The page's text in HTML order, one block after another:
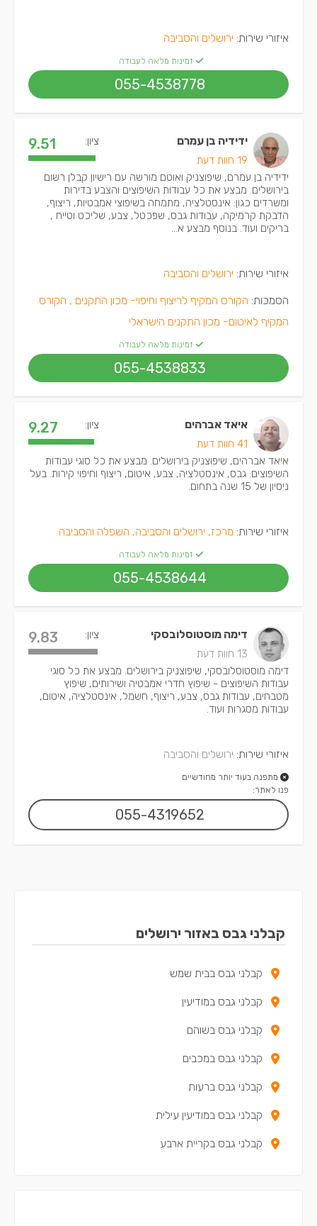
איזורי שירות: ירושלים והסביבה
זמינות מלאה לעבודה
055-4538778
ידידיה בן עמרם
19 חוות דעת
ציון: 9.51
ידידיה בן עמרם, שיפוצניק ואוטם מורשה עם רישיון קבלן רשום
בירושלים. מבצע את כל עבודות השיפוצים והצבע בדירות
ומשרדים כגון: אינסטלציה, מתמחה בשיפוצי אמבטיות, ריצוף,
הדבקת קרמיקה, עבודות גבס, שפכטל, צבע, שליכט וטייח ,
בריקים ועוד. בנוסף מבצע א...
איזורי שירות: ירושלים והסביבה
הסמכות: הקורס המקיף לריצוף וחיפוי- מכון התקנים , הקורס
המקיף לאיטום- מכון התקנים הישראלי
זמינות מלאה לעבודה
055-4538833
איאד אברהים
41 חוות דעת
ציון: 9.27
איאד אברהים, שיפוצניק בירושלים. מבצע את כל סוגי עבודות
השיפוצים: גבס, אינסטלציה, צבע, איטום, ריצוף וחיפוי קירות. בעל
ניסיון של 15 שנה בתחום.
איזורי שירות: מרכז, ירושלים והסביבה, השפלה והסביבה
זמינות מלאה לעבודה
055-4538644
דימה מוסטוסלובסקי
13 חוות דעת
ציון: 9.83
דימה מוסטוסלובסקי, שיפוצניק בירושלים. מבצע את כל סוגי
עבודות השיפוצים - שיפוץ חדרי אמבטיה ושירותים, שיפוץ
מטבחים, עבודות גבס, צבע, ריצוף, חשמל, אינסטלציה, איטום,
עבודות מסגרות ועוד.
איזורי שירות: ירושלים והסביבה
מתפנה בעוד יותר מחודשיים
פנו לאתר:
055-4319652
קבלני גבס באזור ירושלים
קבלני גבס בבית שמש
קבלני גבס במודיעין
קבלני גבס בשוהם
קבלני גבס במכבים
קבלני גבס ברעות
קבלני גבס במודיעין עילית
קבלני גבס בקריית ארבע